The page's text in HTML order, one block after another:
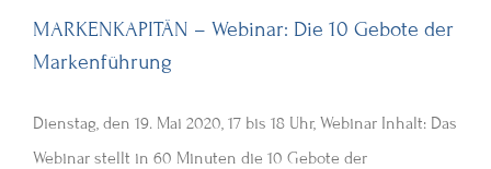
MARKENKAPITÄN – Webinar: Die 10 Gebote der
Markenführung
Dienstag, den 19. Mai 2020, 17 bis 18 Uhr, Webinar Inhalt: Das
Webinar stellt in 60 Minuten die 10 Gebote der